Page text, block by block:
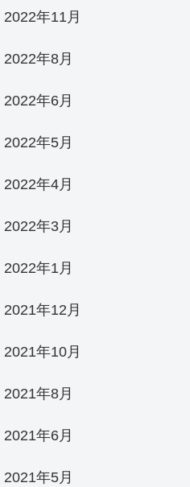
2022年11月
2022年8月
2022年6月
2022年5月
2022年4月
2022年3月
2022年1月
2021年12月
2021年10月
2021年8月
2021年6月
2021年5月